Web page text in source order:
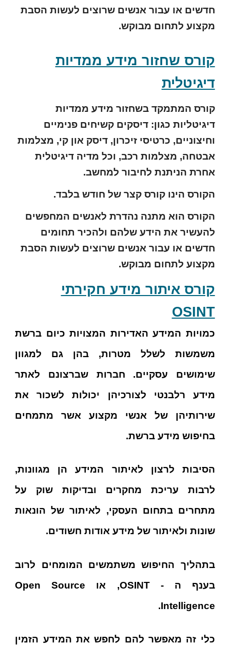
חדשים או עבור אנשים שרוצים לעשות הסבת
מקצוע לתחום מבוקש.
קורס שחזור מידע ממדיות
דיגיטלית
קורס המתמקד בשחזור מידע ממדיות
דיגיטליות כגון: דיסקים קשיחים פנימיים
וחיצוניים, כרטיסי זיכרון, דיסק און קי, מצלמות
אבטחה, מצלמות רכב, וכל מדיה דיגיטלית
אחרת הניתנת לחיבור למחשב.
הקורס הינו קורס קצר של חודשבלבד.
הקורס הוא מתנה נהדרת לאנשים המחפשים
להעשיר את הידע שלהם ולהכיר תחומים
חדשים או עבור אנשים שרוצים לעשות הסבת
מקצוע לתחום מבוקש.
קורס איתור מידע חקירתי
OSINT
כמויות המידע האדירות המצויות כיום ברשת
משמשות לשלל מטרות, בהן גם למגוון
שימושים עסקיים. חברות שברצונם לאתר
מידע רלבנטי לצורכיהן יכולות לשכור את
שירותיהן של אנשי מקצוע אשר מתמחים
בחיפוש מידע ברשת.
הסיבות לרצון לאיתור המידע הן מגוונות,
לרבות עריכת מחקרים ובדיקות שוק על
מתחרים בתחום העסקי, לאיתור של הונאות
שונות ולאיתור של מידע אודות חשודים.
בתהליך החיפוש משתמשים המומחים לרוב
בענף ה - OSINT, או Open Source
Intelligence.
כלי זה מאפשר להם לחפש את המידע הזמין